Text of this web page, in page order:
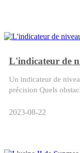
Un indicateur de
précision Quels
2023-08-22